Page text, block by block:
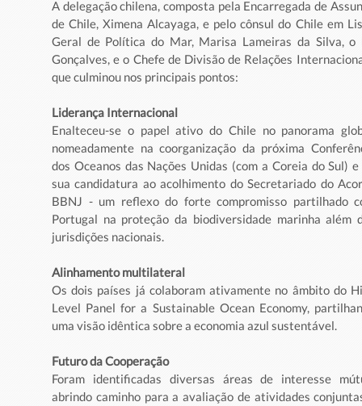
A delegação chilena, composta pela Encarregada de
de Chile, Ximena Alcayaga, e pelo cônsul do Chile em
Geral de Política do Mar, Marisa Lameiras da Silva,
Gonçalves, e o Chefe de Divisão de Relações
que culminou nos principais pontos:
Liderança Internacional
Enalteceu-se o papel ativo do Chile no panorama
nomeadamente na coorganização da próxima
dos Oceanos das Nações Unidas (com a Coreia do Sul) e
sua candidatura ao acolhimento do Secretariado do
BBNJ - um reflexo do forte compromisso partilhado
Portugal na proteção da biodiversidade marinha além
jurisdições nacionais.
Alinhamento multilateral
Os dois países já colaboram ativamente no âmbito do
Level Panel for a Sustainable Ocean Economy,
uma visão idêntica sobre a economia azul sustentável.
Futuro da Cooperação
Foram identificadas diversas áreas de interesse
abrindo caminho para a avaliação de atividades